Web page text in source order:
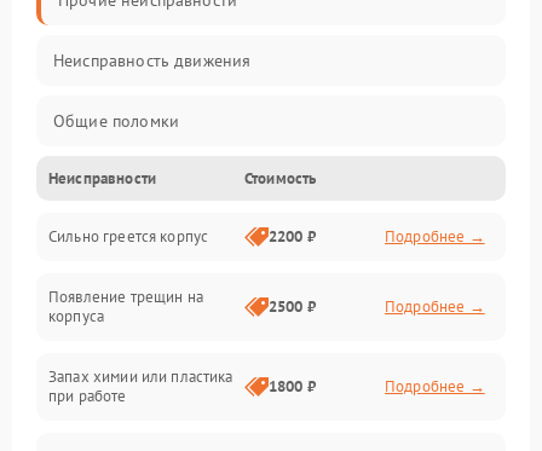
Неисправность движения
Общие поломки
Неисправность датчиков
Неисправность программного обеспечения
Проблемы с сигналом
Неисправности Стоимость
Сильно греется корпус 2200 ₽ Подробнее →
Появление трещин на
корпуса
2500 ₽ Подробнее →
Запах химии или пластика
при работе
1800 ₽ Подробнее →